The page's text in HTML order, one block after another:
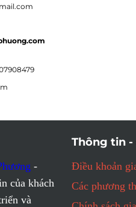
-
của khách
và
Thông tin -
Điều khoản
Các phương